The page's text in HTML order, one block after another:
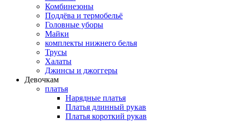
Комбинезоны
Поддёва и термобельё
Головные уборы
Майки
комплекты нижнего белья
Трусы
Халаты
Джинсы и джоггеры
Девочкам
платья
Нарядные платья
Платья длинный рукав
Платья короткий рукав